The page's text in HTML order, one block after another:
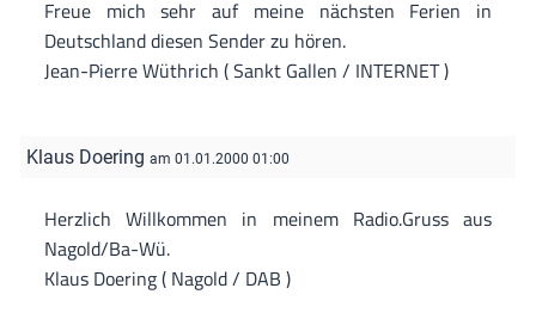
Freue mich sehr auf meine nächsten Ferien in
Deutschland diesen Sender zu hören.
Jean-Pierre Wüthrich ( Sankt Gallen / INTERNET )
Klaus Doering am 01.01.2000 01:00
Herzlich Willkommen in meinem Radio.Gruss aus
Nagold/Ba-Wü.
Klaus Doering ( Nagold / DAB )